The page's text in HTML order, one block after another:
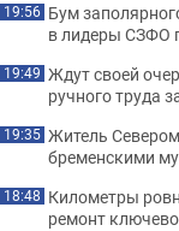
19:56 Бум
в лидеры СЗФО
19:49 Ждут своей
ручного труда
19:35 Житель
бременскими
18:48 Километры
ремонт